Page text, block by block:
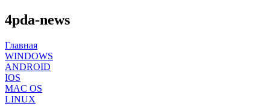
4pda-news
Главная
WINDOWS
ANDROID
IOS
MAC OS
LINUX